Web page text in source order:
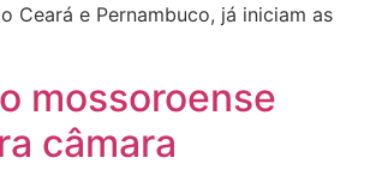
Ceará e Pernambuco, já iniciam as
mossoroense
câmara